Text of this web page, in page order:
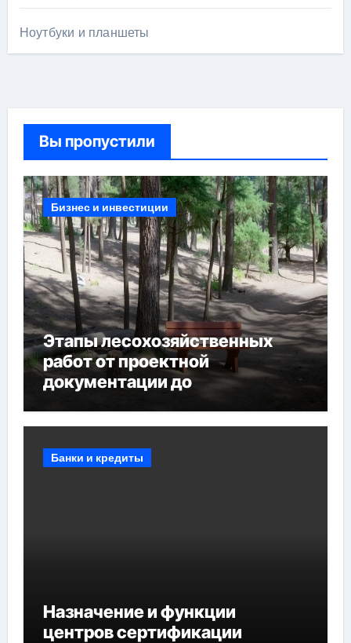
Ноутбуки и планшеты
Вы пропустили
Бизнес и инвестиции
Этапы лесохозяйственных
работ от проектной
документации до
мероприятий и обустройства
Банки и кредиты
Назначение и функции
центров сертификации